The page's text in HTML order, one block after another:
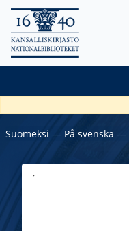
Suomeksi ― På svenska ―